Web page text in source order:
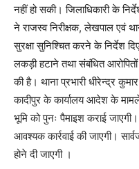
नहीं हो सकी। जिलाधिकारी के
ने राजस्व निरीक्षक, लेखपाल एवं
सुरक्षा सुनिश्चित करने के निर्देश
लकड़ी हटाने तथा संबंधित आरोपितों
की है। थाना प्रभारी धीरेन्द्र कुमार
कादीपुर के कार्यालय आदेश के मामले
भूमि को पुनः पैमाइश कराई
आवश्यक कार्रवाई की जाएगी।
होने दी जाएगी ।